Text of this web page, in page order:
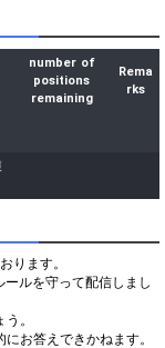
number of
positions
remaining
Rema
rks
ります。
ールを守って配信しまし
。
お答えできかねます。